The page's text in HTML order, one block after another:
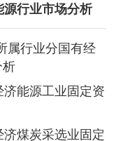
行业市场分析
属行业分国有经
析
能源工业固定资
煤炭采选业固定